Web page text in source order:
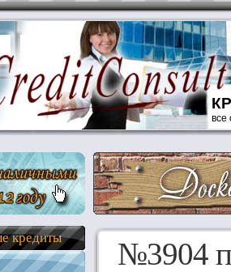
все
кредиты
№3904